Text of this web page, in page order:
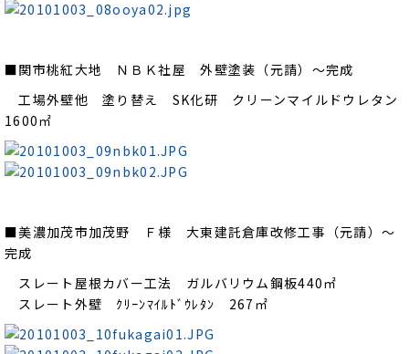
■関市桃紅大地 ＮＢＫ社屋 外壁塗装（元請）～完成
工場外壁他 塗り替え SK化研 クリーンマイルドウレタン
1600㎡
■美濃加茂市加茂野 Ｆ様 大東建託倉庫改修工事（元請）～
完成
スレート屋根カバー工法 ガルバリウム鋼板440㎡
スレート外壁 ｸﾘｰﾝﾏｲﾙﾄﾞｳﾚﾀﾝ 267㎡